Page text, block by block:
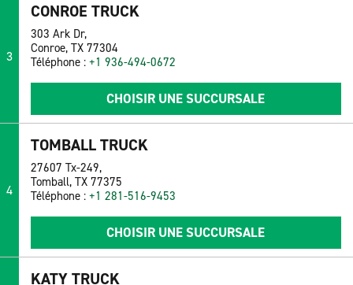
3
CONROE TRUCK
303 Ark Dr,
Conroe, TX 77304
Téléphone : +1 936-494-0672
CHOISIR UNE SUCCURSALE
4
TOMBALL TRUCK
27607 Tx-249,
Tomball, TX 77375
Téléphone : +1 281-516-9453
CHOISIR UNE SUCCURSALE
KATY TRUCK